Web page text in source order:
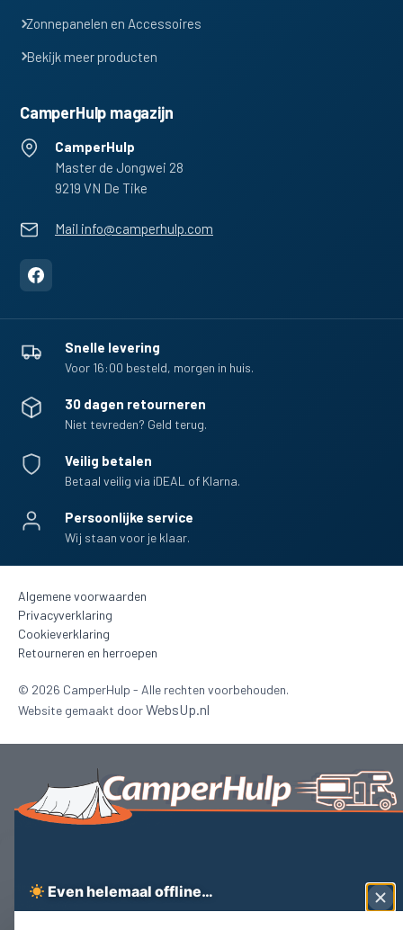
Wij gebruiken noodzakelijke cookies om Camperhulp goed te laten werken.
Met jouw toestemming gebruiken we ook analytische en marketingcookies.
Zonnepanelen en Accessoires
Bekijk meer producten
CamperHulp magazijn
CamperHulp
Master de Jongwei 28
9219 VN De Tike
Mail info@camperhulp.com
Snelle levering
Voor 16:00 besteld, morgen in huis.
30 dagen retourneren
Niet tevreden? Geld terug.
Veilig betalen
Betaal veilig via iDEAL of Klarna.
Persoonlijke service
Wij staan voor je klaar.
Algemene voorwaarden
Privacyverklaring
Cookieverklaring
Retourneren en herroepen
© 2026 CamperHulp - Alle rechten voorbehouden.
Website gemaakt doorWebsUp.nl
Even helemaal offline…